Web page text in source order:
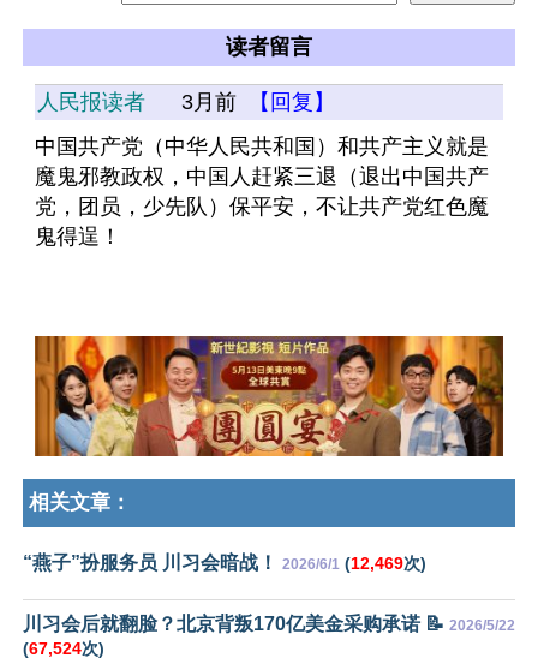
读者留言
人民报读者 3月前
【回复】
中国共产党（中华人民共和国）和共产主义就是
魔鬼邪教政权，中国人赶紧三退（退出中国共产
党，团员，少先队）保平安，不让共产党红色魔
鬼得逞！
相关文章：
“燕子”扮服务员 川习会暗战！ 2026/6/1 (12,469次)
川习会后就翻脸？北京背叛170亿美金采购承诺 📝 2026/5/22
(67,524次)